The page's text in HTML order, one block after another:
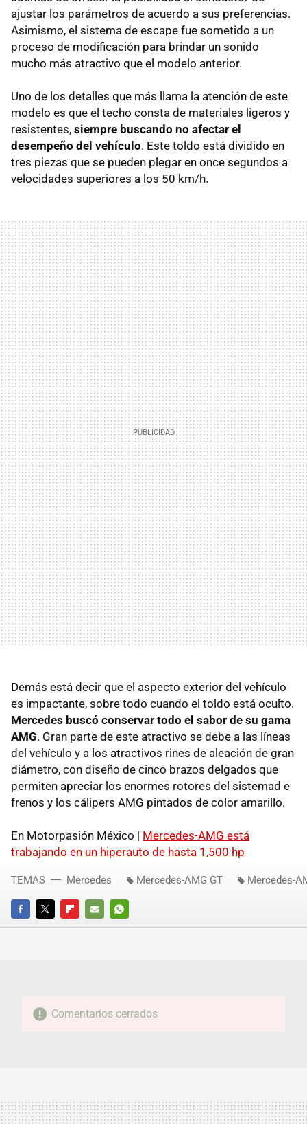
ajustar los parámetros de acuerdo a sus preferencias.
Asimismo, el sistema de escape fue sometido a un
proceso de modificación para brindar un sonido
mucho más atractivo que el modelo anterior.
Uno de los detalles que más llama la atención de este
modelo es que el techo consta de materiales ligeros y
resistentes, siempre buscando no afectar el
desempeño del vehículo. Este toldo está dividido en
tres piezas que se pueden plegar en once segundos a
velocidades superiores a los 50 km/h.
Demás está decir que el aspecto exterior del vehículo
es impactante, sobre todo cuando el toldo está oculto.
Mercedes buscó conservar todo el sabor de su gama
AMG. Gran parte de este atractivo se debe a las líneas
del vehículo y a los atractivos rines de aleación de gran
diámetro, con diseño de cinco brazos delgados que
permiten apreciar los enormes rotores del sistemad e
frenos y los cálipers AMG pintados de color amarillo.
En Motorpasión México | Mercedes-AMG está
trabajando en un hiperauto de hasta 1,500 hp
FACEBOOKTWITTERFLIPBOARD
E-
WHATSAPP
TEMAS Mercedes Mercedes-AMG GT Mercedes-
Comentarios cerrados